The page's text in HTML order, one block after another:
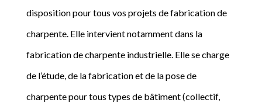
disposition pour tous vos projets de fabrication de
charpente. Elle intervient notamment dans la
fabrication de charpente industrielle. Elle se charge
de l’étude, de la fabrication et de la pose de
charpente pour tous types de bâtiment (collectif,